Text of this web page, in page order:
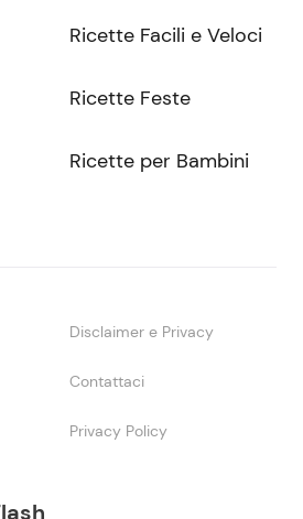
Ricette Facili e Veloci
Ricette Feste
Ricette per Bambini
Disclaimer e Privacy
Contattaci
Privacy Policy